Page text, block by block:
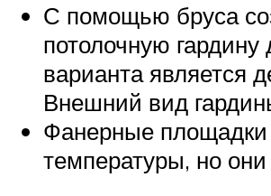
С помощью бруса
потолочную
варианта является
Внешний вид
Фанерные площадки
температуры, но